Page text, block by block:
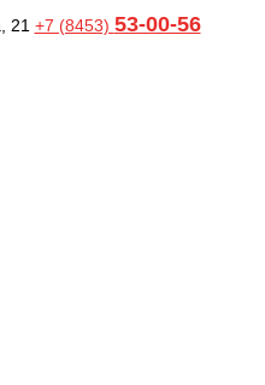
21 +7 (8453) 53-00-56